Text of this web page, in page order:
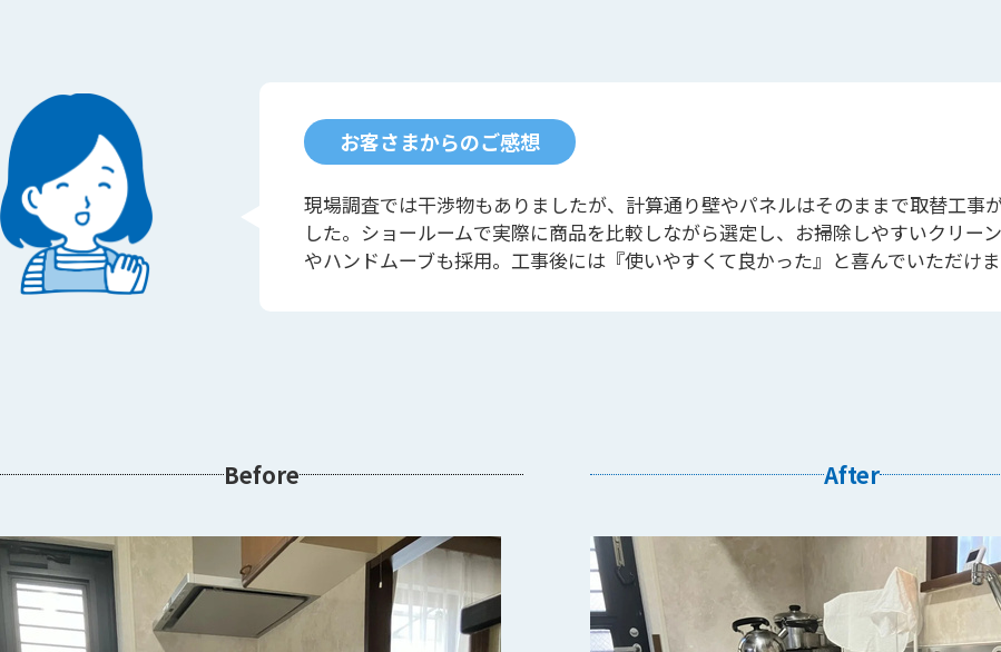
お客さまからのご感想
現場調査では干渉物もありましたが、計算通り壁やパネルはそのままで取替工事
した。ショールームで実際に商品を比較しながら選定し、お掃除しやすいクリー
やハンドムーブも採用。工事後には『使いやすくて良かった』と喜んでいただけま
Before After